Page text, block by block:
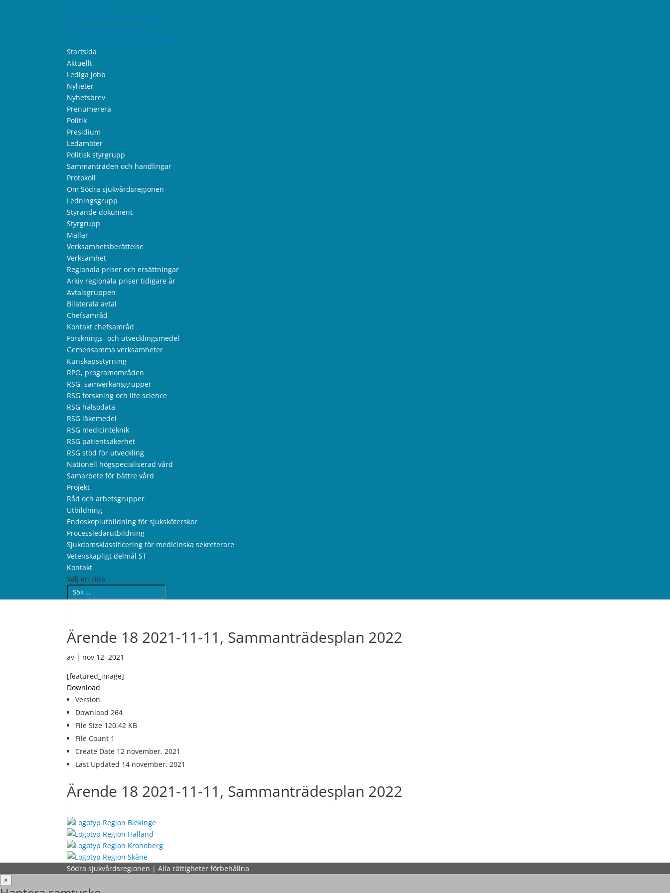
Om webbplatsen
Tillgänglighetsredogörelse
Information om cookies
Information om personuppgifter
Startsida
Aktuellt
Lediga jobb
Nyheter
Nyhetsbrev
Prenumerera
Politik
Presidium
Ledamöter
Politisk styrgrupp
Sammanträden och handlingar
Protokoll
Om Södra sjukvårdsregionen
Ledningsgrupp
Styrande dokument
Styrgrupp
Mallar
Verksamhetsberättelse
Verksamhet
Regionala priser och ersättningar
Arkiv regionala priser tidigare år
Avtalsgruppen
Bilaterala avtal
Chefsamråd
Kontakt chefsamråd
Forsknings- och utvecklingsmedel
Gemensamma verksamheter
Kunskapsstyrning
RPO, programområden
RSG, samverkansgrupper
RSG forskning och life science
RSG hälsodata
RSG läkemedel
RSG medicinteknik
RSG patientsäkerhet
RSG stöd för utveckling
Nationell högspecialiserad vård
Samarbete för bättre vård
Projekt
Råd och arbetsgrupper
Utbildning
Endoskopiutbildning för sjuksköterskor
Processledarutbildning
Sjukdomsklassificering för medicinska sekreterare
Vetenskapligt delmål ST
Kontakt
Välj en sida
Ärende 18 2021-11-11, Sammanträdesplan 2022
av | nov 12, 2021
[featured_image]
Download
Version
Download264
File Size 120.42 KB
File Count 1
Create Date 12 november, 2021
Last Updated 14 november, 2021
Ärende 18 2021-11-11, Sammanträdesplan 2022
Södra sjukvårdsregionen | Alla rättigheter förbehållna
×